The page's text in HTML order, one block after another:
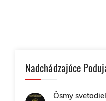
Nadchádzajúce
Ôsmy svetadiel